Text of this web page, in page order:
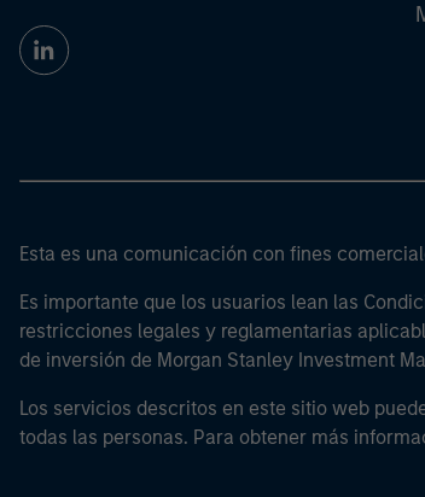
Esta es una comunicación con fines
Es importante que los usuarios lean las
restricciones legales y reglamentarias
de inversión de Morgan Stanley Investment
Los servicios descritos en este sitio web
todas las personas. Para obtener más